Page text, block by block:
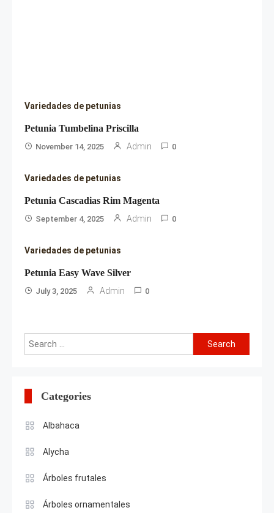
Variedades de petunias
Petunia Tumbelina Priscilla
November 14, 2025 Admin 0
Variedades de petunias
Petunia Cascadias Rim Magenta
September 4, 2025 Admin 0
Variedades de petunias
Petunia Easy Wave Silver
July 3, 2025 Admin 0
Search
for:
Categories
Albahaca
Alycha
Árboles frutales
Árboles ornamentales